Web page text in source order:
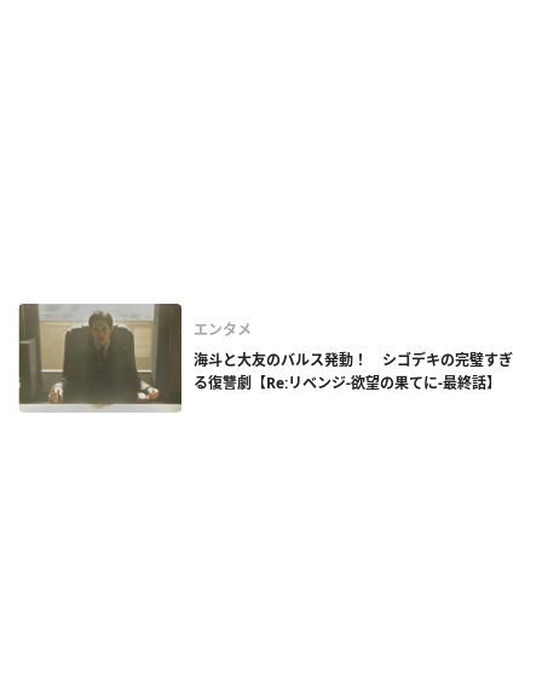
エンタメ
海斗と大友のバルス発動！ シゴデキの完璧すぎ
る復讐劇【Re:リベンジ-欲望の果てに-最終話】